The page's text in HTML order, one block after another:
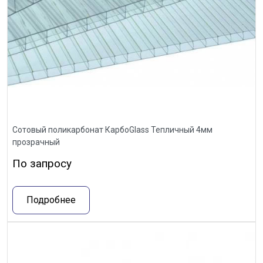
Сотовый поликарбонат КарбоGlass Тепличный 4мм
прозрачный
По запросу
Подробнее